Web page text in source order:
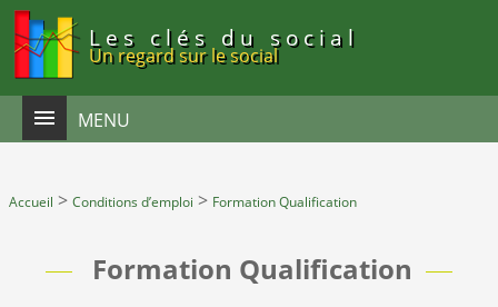
Les clés du social
Un regard sur le social
MENU
Accueil > Conditions d’emploi > Formation Qualification
Formation Qualification
Panneau de gestion des cookies